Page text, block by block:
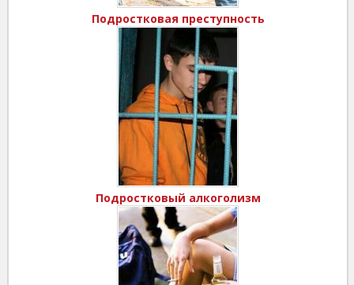
Подростковая преступность
Подростковый алкоголизм